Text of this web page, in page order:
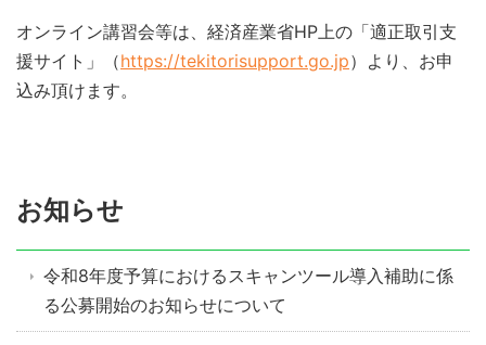
オンライン講習会等は、経済産業省HP上の「適正取引支
援サイト」（https://tekitorisupport.go.jp）より、お申
込み頂けます。
お知らせ
令和8年度予算におけるスキャンツール導入補助に係
る公募開始のお知らせについて